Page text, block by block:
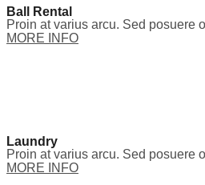
Ball Rental
Proin at varius arcu. Sed posuere
MORE INFO
Laundry
Proin at varius arcu. Sed posuere
MORE INFO